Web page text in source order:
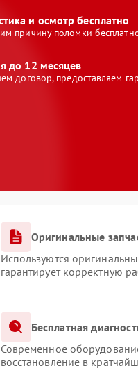
и осмотр бесплатно
причину поломки
до 12 месяцев
договор, предоставляем
Оригинальные
Используются
гарантирует корректную
Бесплатная
Современное
восстановление в